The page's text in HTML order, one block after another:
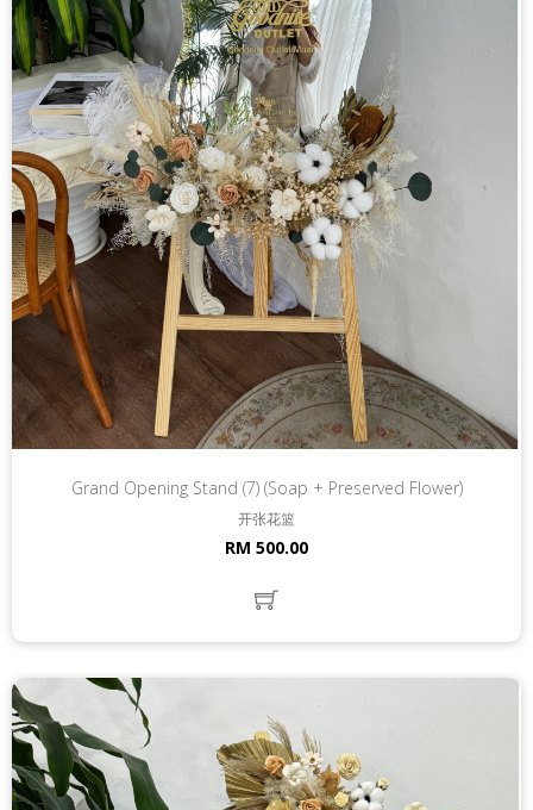
Grand Opening Stand (7) (Soap + Preserved Flower)
开张花篮
RM 500.00